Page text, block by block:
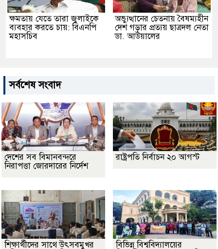
ক্ষমতায় যেতে তারা জুলাইকে
ব্যবহার করতে চায়: বিএনপি
মহাসচিব
অভ্যুত্থানের চেতনায় বৈষম্যহীন
দেশ গড়ার প্রত্যয় ছাত্রদল নেতা
ডা. আউয়ালের
সর্বশেষ সংবাদ
দেশের সব বিমানবন্দরে
নিরাপত্তা জোরদারের নির্দেশ
রাষ্ট্রপতি নির্বাচন ২০ আগস্ট
শিক্ষার্থীদের সাথে উৎসবমুখর
বিভিন্ন বিশ্ববিদ্যালয়ের